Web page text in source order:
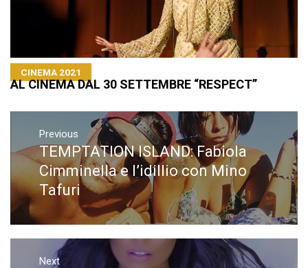
CINEMA 2021
AL CINEMA DAL 30 SETTEMBRE “RESPECT”
Navigazione
articoli
Previous
Previous
post:
TEMPTATION ISLAND: Fabiola
Cimminella e l’idillio con Mino
Tafuri
Next